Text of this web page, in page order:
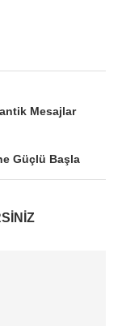
Mesajlar
Güçlü Başla